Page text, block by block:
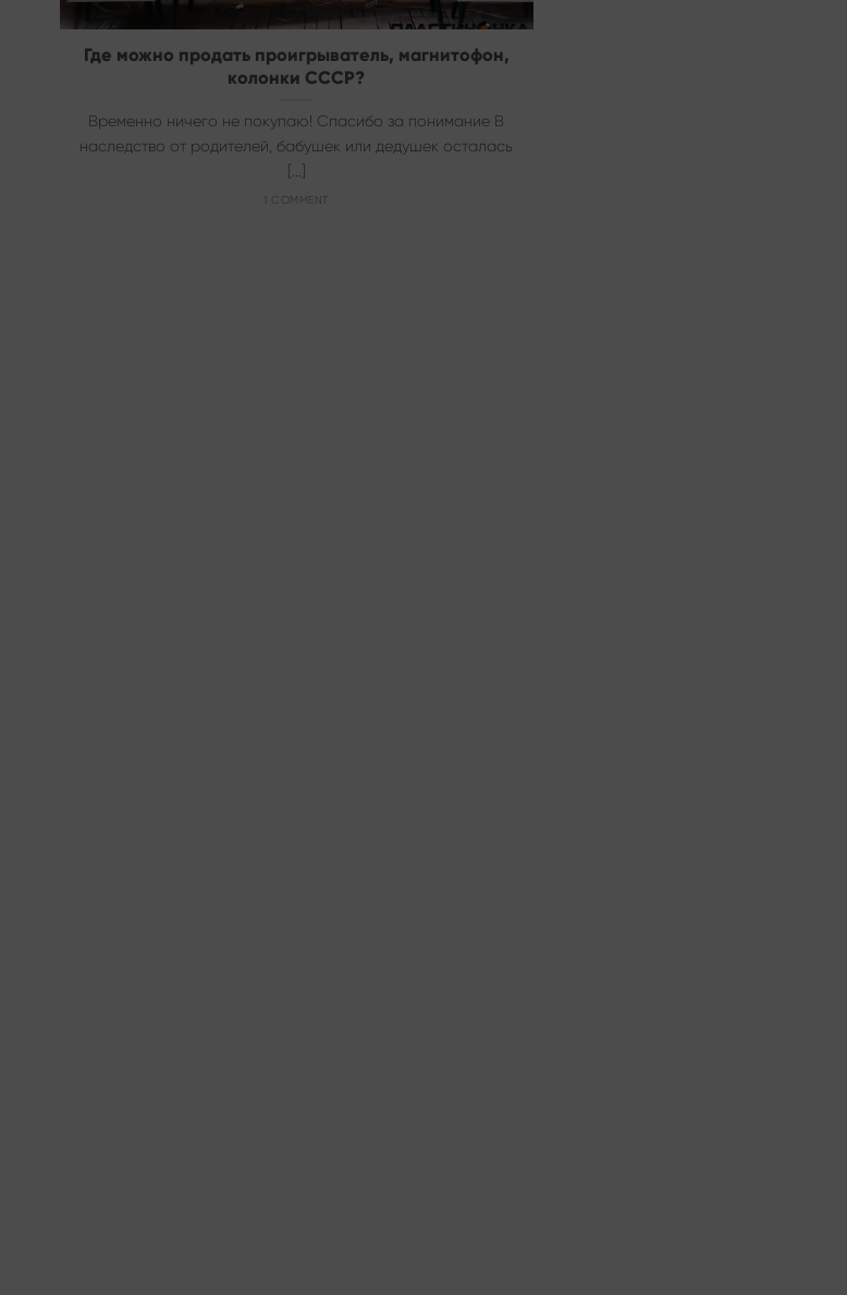
Где можно продать проигрыватель, магнитофон,
колонки СССР?
Временно ничего не покупаю! Спасибо за понимание В
наследство от родителей, бабушек или дедушек осталась
1 COMMENT